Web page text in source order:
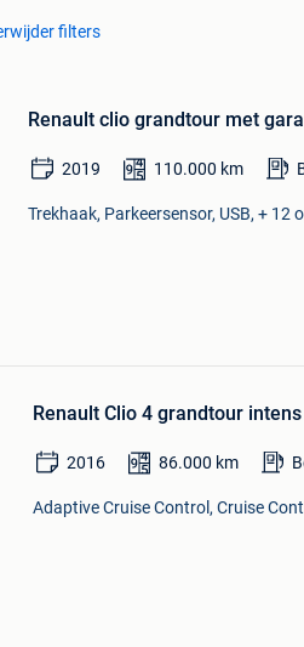
filters
Renault clio grandtour met
2019 110.000 km
Trekhaak, Parkeersensor, USB, + 12
Renault Clio 4 grandtour intens
2016 86.000 km
Adaptive Cruise Control, Cruise